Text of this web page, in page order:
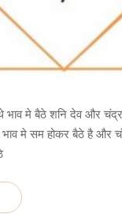
मे बैठे शनि देव और चंद्र
भाव मे सम होकर बैठे है और